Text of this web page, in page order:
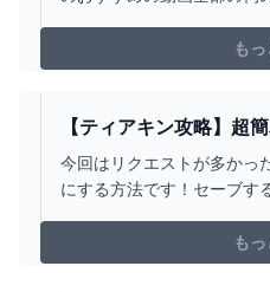
https://youtu.be/
説明動画https://youtu.be/
も
【ティアキン攻略】超
落とさずに簡単に取る
ーズオブザキングダム
今回はリクエストが多かっ
にする方法です！セーブす
がよかったら参考にしてみ
てフリーズさせて簡単に討
も